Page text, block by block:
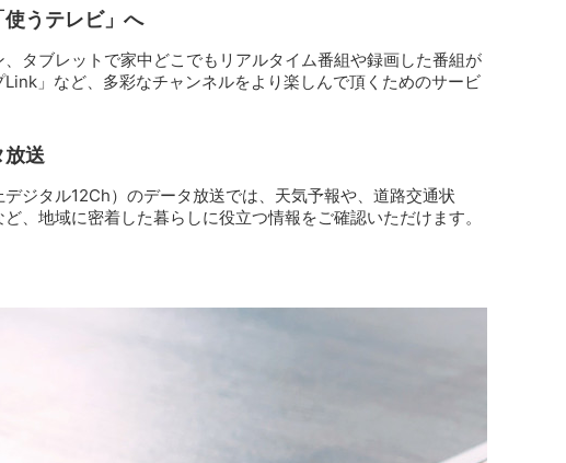
使うテレビ」へ
タブレットで家中どこでもリアルタイム番組や録画した番組が
Link」など、多彩なチャンネルをより楽しんで頂くためのサービ
放送
ジタル12Ch）のデータ放送では、天気予報や、道路交通状
、地域に密着した暮らしに役立つ情報をご確認いただけます。